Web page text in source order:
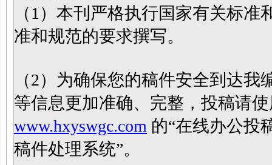
（1）本刊严格执行国家有关标准
准和规范的要求撰写。
（2）为确保您的稿件安全到达我
等信息更加准确、完整，投稿请
www.hxyswgc.com 的“在线办公投
稿件处理系统”。